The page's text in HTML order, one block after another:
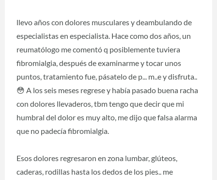
llevo años con dolores musculares y deambulando de
especialistas en especialista. Hace como dos años, un
reumatólogo me comentó q posiblemente tuviera
fibromialgia, después de examinarme y tocar unos
puntos, tratamiento fue, pásatelo de p... m..e y disfruta..
😳 A los seis meses regrese y había pasado buena racha
con dolores llevaderos, tbm tengo que decir que mi
humbral del dolor es muy alto, me dijo que falsa alarma
que no padecía fibromialgia.
Esos dolores regresaron en zona lumbar, glúteos,
caderas, rodillas hasta los dedos de los pies.. me